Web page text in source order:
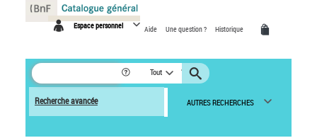
Espace personnel Aide Une question ? Historique
Tout
Recherche avancée AUTRES RECHERCHES
Panneau de gestion des cookies